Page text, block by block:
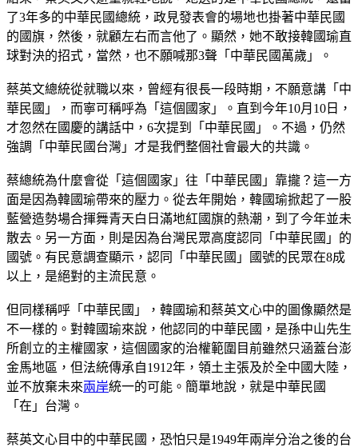
了3年多的中華民國總統，政見發表會的場地也掛著中華民國
的國旗，然後，就顧左右而言他了。顯然，她不敢接韓國瑜直
球對決的招式，當然，也不願喊那3聲「中華民國萬歲」。
蔡英文總統從就職以來，曾經有很長一段時期，不願意講「中
華民國」，而寧可稱呼為「這個國家」。直到今年10月10日，
才忽然在國慶的講話中，6次提到「中華民國」。不過，仍然
強調「中華民國台灣」才是我們整個社會最大的共識。
蔡總統為什麼會從「這個國家」往「中華民國」靠攏？這一方
面是因為韓國瑜帶來的壓力。從去年開始，韓國瑜掀起了一股
藍營造勢場合揮舞青天白日滿地紅國旗的熱潮，到了今年並未
散去。另一方面，則是因為台灣民眾高度認同「中華民國」的
國號。有民意調查顯示，認同「中華民國」國號的民眾在8成
以上，是絕對的主流民意。
但同樣稱呼「中華民國」，韓國瑜和蔡英文心中的圖像顯然是
不一樣的。對韓國瑜來說，他認同的中華民國，是孫中山先生
所創立的主權國家，這個國家的治權範圍目前雖然只涵蓋台澎
金馬地區，但法統傳承自1912年，領土主張及於全中國大陸，
並不放棄未來兩岸統一的可能。簡單地說，就是中華民國
「在」台灣。
蔡英文心目中的中華民國，恐怕只是1949年兩岸分治之後的台